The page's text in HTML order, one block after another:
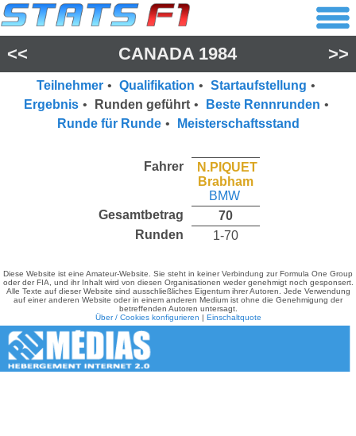
<< CANADA 1984 >>
Teilnehmer • Qualifikation • Startaufstellung •
Ergebnis • Runden geführt • Beste Rennrunden •
Runde für Runde • Meisterschaftsstand
Fahrer
N.PIQUET
Brabham
BMW
Gesamtbetrag
70
Runden
1-70
Diese Website ist eine Amateur-Website. Sie steht in keiner Verbindung zur Formula One Group
oder der FIA, und ihr Inhalt wird von diesen Organisationen weder genehmigt noch gesponsert.
Alle Texte auf dieser Website sind ausschließliches Eigentum ihrer Autoren. Jede Verwendung
auf einer anderen Website oder in einem anderen Medium ist ohne die Genehmigung der
betreffenden Autoren untersagt.
Über / Cookies konfigurieren | Einschaltquote